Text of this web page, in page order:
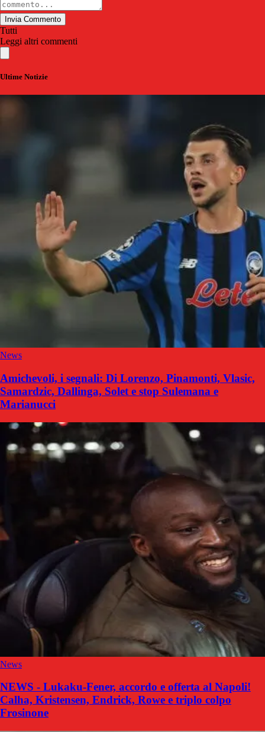
Invia Commento
Tutti
Leggi altri commenti
Ultime Notizie
News
Amichevoli, i segnali: Di Lorenzo, Pinamonti, Vlasic,
Samardzic, Dallinga, Solet e stop Sulemana e
Marianucci
News
NEWS - Lukaku-Fener, accordo e offerta al Napoli!
Calha, Kristensen, Endrick, Rowe e triplo colpo
Frosinone